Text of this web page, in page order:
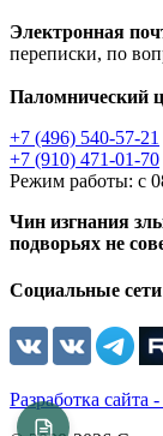
Электронная
переписки, по
Паломнический
+7 (496) 540-57-21
+7 (910) 471-01-70
Режим работы: с
Чин изгнания
подворьях не
Социальные сети
Разработка